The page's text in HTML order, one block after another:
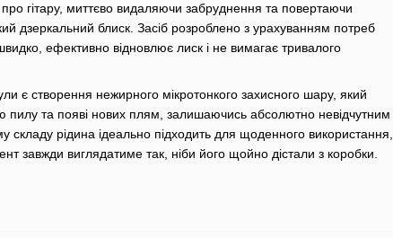
гітару, миттєво видаляючи забруднення та повертаючи
дзеркальний блиск. Засіб розроблено з урахуванням потреб
ефективно відновлює лиск і не вимагає тривалого
є створення нежирного мікротонкого захисного шару, який
пилу та появі нових плям, залишаючись абсолютно невідчутним
складу рідина ідеально підходить для щоденного використання,
завжди виглядатиме так, ніби його щойно дістали з коробки.